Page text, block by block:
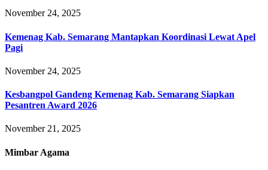
November 24, 2025
Kemenag Kab. Semarang Mantapkan Koordinasi Lewat Apel
Pagi
November 24, 2025
Kesbangpol Gandeng Kemenag Kab. Semarang Siapkan
Pesantren Award 2026
November 21, 2025
Mimbar Agama